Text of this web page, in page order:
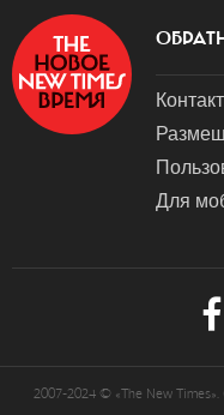
Для
2007-2024 © «The New